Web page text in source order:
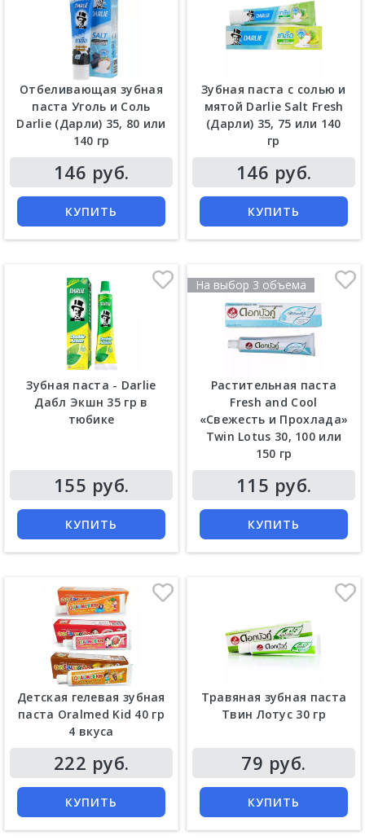
Отбеливающая зубная
паста Уголь и Соль
Darlie (Дарли) 35, 80 или
140 гр
146 руб.
КУПИТЬ
Зубная паста с солью и
мятой Darlie Salt Fresh
(Дарли) 35, 75 или 140
гр
146 руб.
КУПИТЬ
Зубная паста - Darlie
Дабл Экшн 35 гр в
тюбике
155 руб.
КУПИТЬ
На выбор 3 объема
Растительная паста
Fresh and Cool
«Свежесть и Прохлада»
Twin Lotus 30, 100 или
150 гр
115 руб.
КУПИТЬ
Детская гелевая зубная
паста Oralmed Kid 40 гр
4 вкуса
222 руб.
КУПИТЬ
Травяная зубная паста
Твин Лотус 30 гр
79 руб.
КУПИТЬ